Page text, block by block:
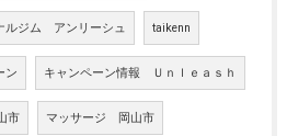
ジム アンリーシュ taikenn
ン キャンペーン情報 Ｕｎｌｅａｓｈ
市 マッサージ 岡山市